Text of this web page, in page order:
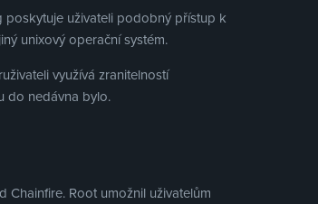
poskytuje uživateli podobný přístup k
unixový operační systém.
využívá zranitelností
do nedávna bylo.
Root umožnil uživatelům